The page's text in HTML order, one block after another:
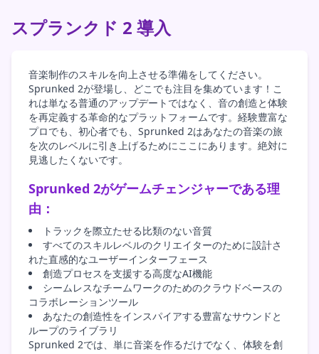
スプランクド 2 導入
音楽制作のスキルを向上させる準備をしてください。
Sprunked 2が登場し、どこでも注目を集めています！こ
れは単なる普通のアップデートではなく、音の創造と体験
を再定義する革命的なプラットフォームです。経験豊富な
プロでも、初心者でも、Sprunked 2はあなたの音楽の旅
を次のレベルに引き上げるためにここにあります。絶対に
見逃したくないです。
Sprunked 2がゲームチェンジャーである理
由：
トラックを際立たせる比類のない音質
すべてのスキルレベルのクリエイターのために設計さ
れた直感的なユーザーインターフェース
創造プロセスを支援する高度なAI機能
シームレスなチームワークのためのクラウドベースの
コラボレーションツール
あなたの創造性をインスパイアする豊富なサウンドと
ループのライブラリ
Sprunked 2では、単に音楽を作るだけでなく、体験を創